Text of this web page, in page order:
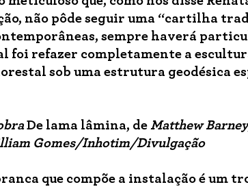
não pôde seguir uma “cartilha
sempre haverá
foi refazer completamente a
sob uma estrutura geodésica
De lama lâmina, de Matthew
Gomes/Inhotim/Divulgação
que compõe a instalação é um